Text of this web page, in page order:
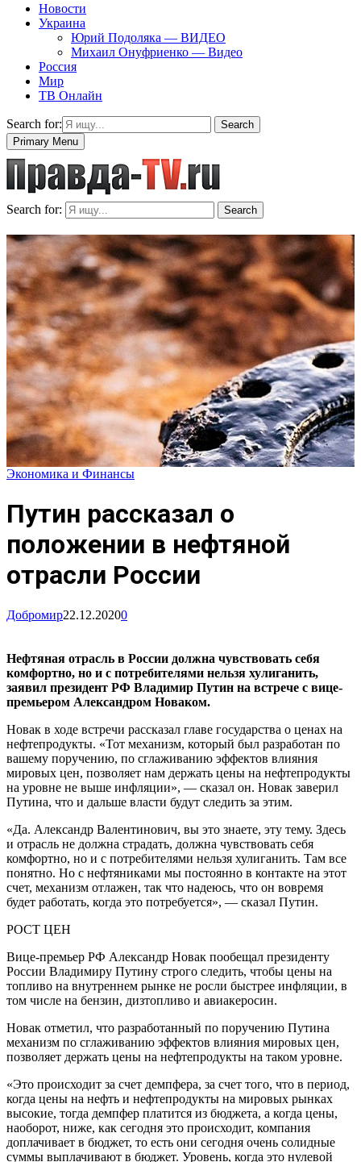
Новости
Украина
Юрий Подоляка — ВИДЕО
Михаил Онуфриенко — Видео
Россия
Мир
ТВ Онлайн
Search for:
Search
Primary Menu
Search for: Search
Экономика и Финансы
Путин рассказал о
положении в нефтяной
отрасли России
Добромир22.12.20200
Нефтяная отрасль в России должна чувствовать себя
комфортно, но и с потребителями нельзя хулиганить,
заявил президент РФ Владимир Путин на встрече с вице-
премьером Александром Новаком.
Новак в ходе встречи рассказал главе государства о ценах на
нефтепродукты. «Тот механизм, который был разработан по
вашему поручению, по сглаживанию эффектов влияния
мировых цен, позволяет нам держать цены на нефтепродукты
на уровне не выше инфляции», — сказал он. Новак заверил
Путина, что и дальше власти будут следить за этим.
«Да. Александр Валентинович, вы это знаете, эту тему. Здесь
и отрасль не должна страдать, должна чувствовать себя
комфортно, но и с потребителями нельзя хулиганить. Там все
понятно. Но с нефтяниками мы постоянно в контакте на этот
счет, механизм отлажен, так что надеюсь, что он вовремя
будет работать, когда это потребуется», — сказал Путин.
РОСТ ЦЕН
Вице-премьер РФ Александр Новак пообещал президенту
России Владимиру Путину строго следить, чтобы цены на
топливо на внутреннем рынке не росли быстрее инфляции, в
том числе на бензин, дизтопливо и авиакеросин.
Новак отметил, что разработанный по поручению Путина
механизм по сглаживанию эффектов влияния мировых цен,
позволяет держать цены на нефтепродукты на таком уровне.
«Это происходит за счет демпфера, за счет того, что в период,
когда цены на нефть и нефтепродукты на мировых рынках
высокие, тогда демпфер платится из бюджета, а когда цены,
наоборот, ниже, как сегодня это происходит, компания
доплачивает в бюджет, то есть они сегодня очень солидные
суммы выплачивают в бюджет. Уровень, когда это нулевой